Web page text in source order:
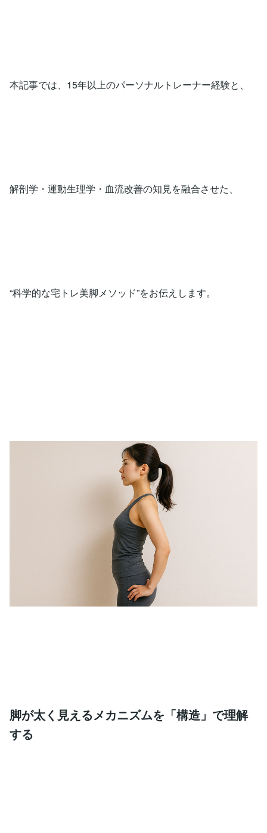
本記事では、15年以上のパーソナルトレーナー経験と、
解剖学・運動生理学・血流改善の知見を融合させた、
“科学的な宅トレ美脚メソッド”をお伝えします。
脚が太く見えるメカニズムを「構造」で理解
する